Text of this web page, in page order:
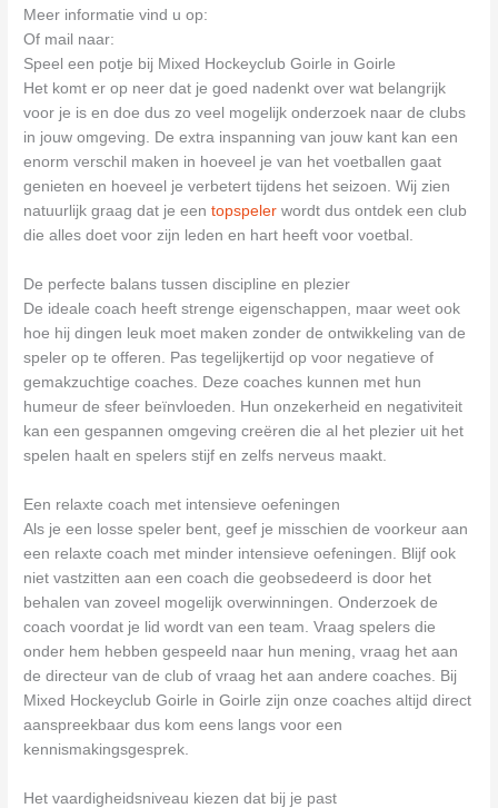
Meer informatie vind u op:
Of mail naar:
Speel een potje bij Mixed Hockeyclub Goirle in Goirle
Het komt er op neer dat je goed nadenkt over wat belangrijk
voor je is en doe dus zo veel mogelijk onderzoek naar de clubs
in jouw omgeving. De extra inspanning van jouw kant kan een
enorm verschil maken in hoeveel je van het voetballen gaat
genieten en hoeveel je verbetert tijdens het seizoen. Wij zien
natuurlijk graag dat je eentopspeler wordt dus ontdek een club
die alles doet voor zijn leden en hart heeft voor voetbal.
De perfecte balans tussen discipline en plezier
De ideale coach heeft strenge eigenschappen, maar weet ook
hoe hij dingen leuk moet maken zonder de ontwikkeling van de
speler op te offeren. Pas tegelijkertijd op voor negatieve of
gemakzuchtige coaches. Deze coaches kunnen met hun
humeur de sfeer beïnvloeden. Hun onzekerheid en negativiteit
kan een gespannen omgeving creëren die al het plezier uit het
spelen haalt en spelers stijf en zelfs nerveus maakt.
Een relaxte coach met intensieve oefeningen
Als je een losse speler bent, geef je misschien de voorkeur aan
een relaxte coach met minder intensieve oefeningen. Blijf ook
niet vastzitten aan een coach die geobsedeerd is door het
behalen van zoveel mogelijk overwinningen. Onderzoek de
coach voordat je lid wordt van een team. Vraag spelers die
onder hem hebben gespeeld naar hun mening, vraag het aan
de directeur van de club of vraag het aan andere coaches. Bij
Mixed Hockeyclub Goirle in Goirle zijn onze coaches altijd direct
aanspreekbaar dus kom eens langs voor een
kennismakingsgesprek.
Het vaardigheidsniveau kiezen dat bij je past